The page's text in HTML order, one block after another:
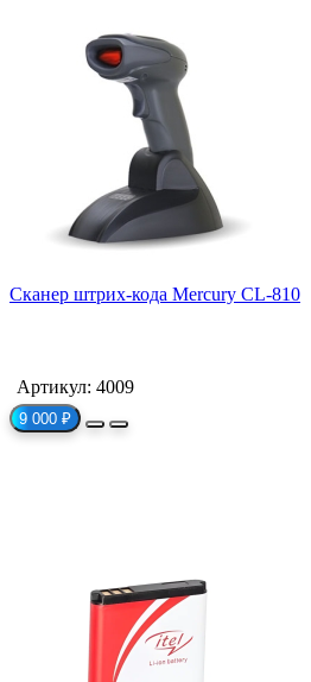
Сканер штрих-кода Mercury CL-810
Артикул: 4009
9 000 ₽